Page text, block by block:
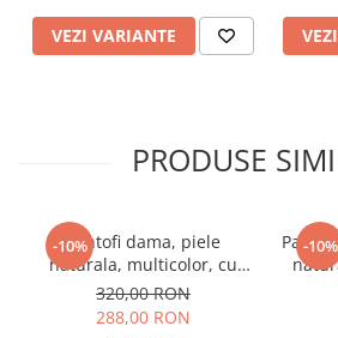
VEZI VARIANTE
PRODUSE
-10%
Pantofi dama, piele
naturala, multicolor, cu
imprimeu sarpe, toc mic,
gros, Sandali
320,00 RON
288,00 RON
-10%